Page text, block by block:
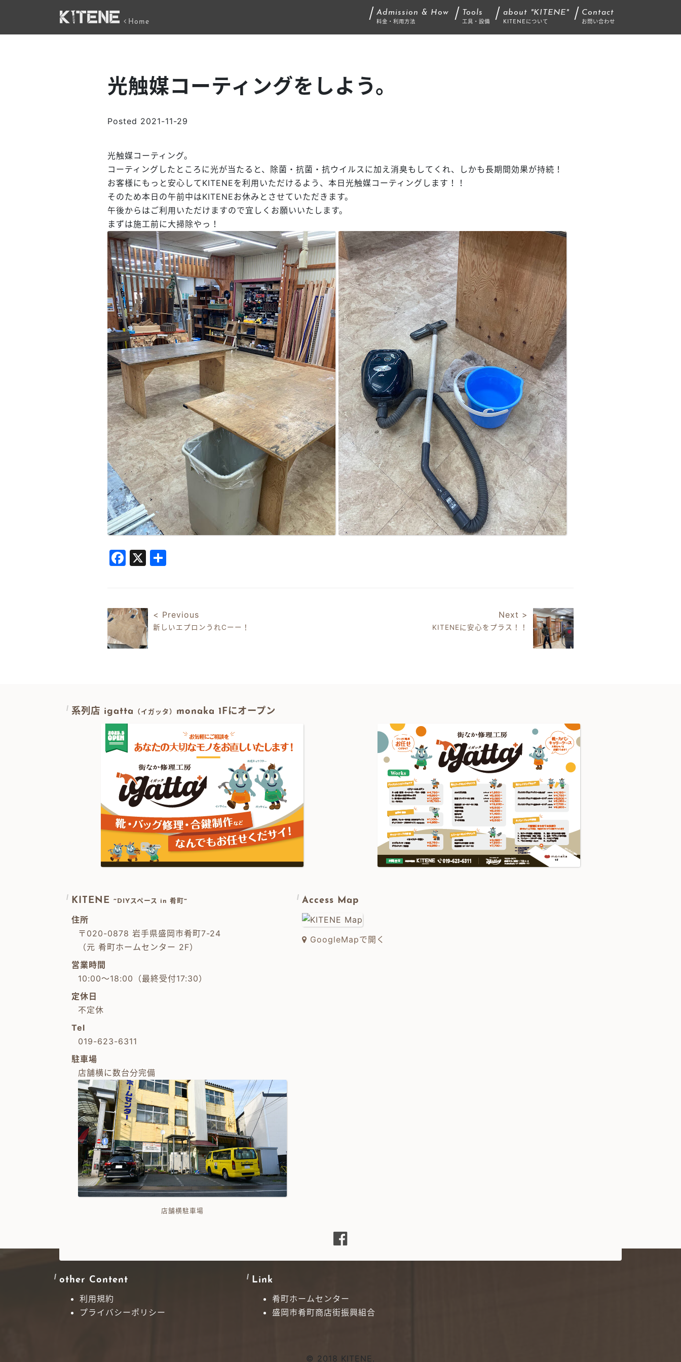
Home 料金・利用方法
Admission & How
工具・設備
Tools
KITENEについて
about "KITENE"
お問い合わせ
Contact
光触媒コーティングをしよう。
Posted 2021-11-29
光触媒コーティング。
コーティングしたところに光が当たると、除菌・抗菌・抗ウイルスに加え消臭もしてくれ、しかも長期間効果が持続！
お客様にもっと安心してKITENEを利用いただけるよう、本日光触媒コーティングします！！
そのため本日の午前中はKITENEお休みとさせていただきます。
午後からはご利用いただけますので宜しくお願いいたします。
まずは施工前に大掃除やっ！
Facebook
X
投稿ナビゲーション
< Previous
新しいエプロンうれCーー！
Next >
KITENEに安心をプラス！！
系列店 igatta （イガッタ） monaka 1Fにオープン
KITENE ~DIYスペース in 肴町~
住所
〒020-0878 岩手県盛岡市肴町7-24
（元 肴町ホームセンター 2F）
営業時間
10:00～18:00（最終受付17:30）
定休日
不定休
Tel
019-623-6311
駐車場
店舗横に数台分完備
店舗横駐車場
Access Map
GoogleMapで開く
other Content
利用規約
プライバシーポリシー
Link
肴町ホームセンター
盛岡市肴町商店街振興組合
© 2018 KITENE.